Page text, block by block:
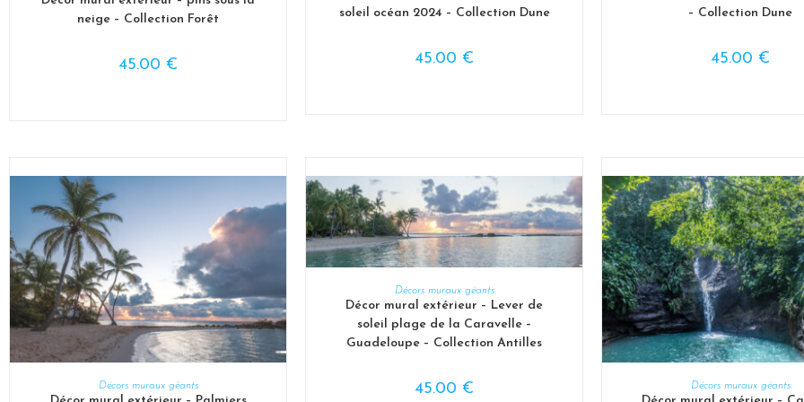
neige – Collection Forêt
45.00 €
soleil océan 2024 – Collection Dune
45.00 €
– Collection Dune
45.00 €
CHOIX DES OPTIONS
Décors muraux géants
CHOIX DES OPTIONS
Décors muraux géants
Décor mural extérieur – Lever de
soleil plage de la Caravelle –
Guadeloupe – Collection Antilles
45.00 € CHOIX DES OPTIONS
Décors muraux géants